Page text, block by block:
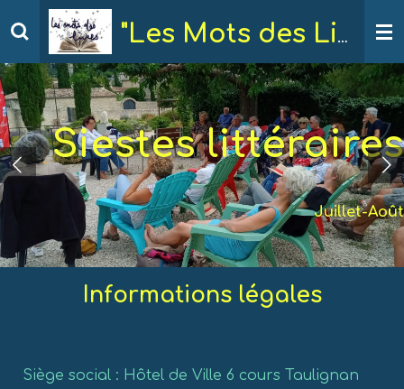
Passer
contenu
principal
"Les Mots des Livres"
Siestes littéraires
Juillet-Août
Informations légales
Siège social : Hôtel de Ville 6 cours Taulignan